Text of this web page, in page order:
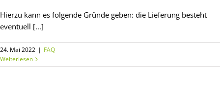
Hierzu kann es folgende Gründe geben: die Lieferung besteht
eventuell [...]
24. Mai 2022 | FAQ
Weiterlesen